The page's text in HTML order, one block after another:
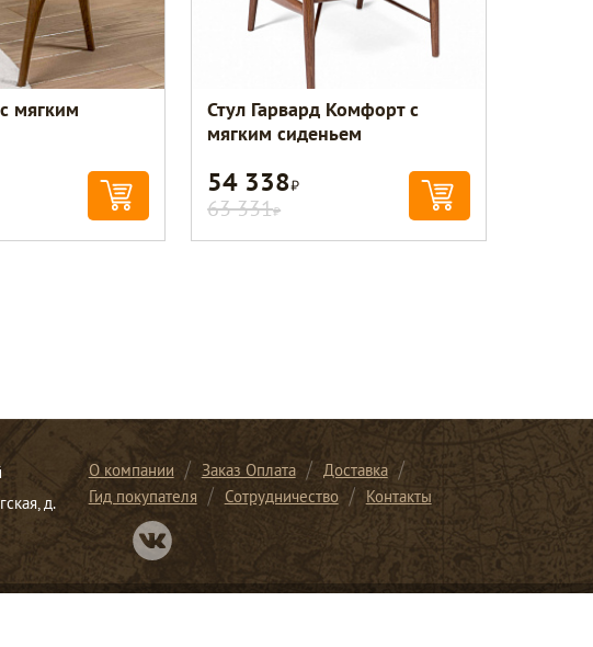
мягким
Стул Гарвард Комфорт с
мягким сиденьем
54 338Р
63 331Р
д.
О компании Заказ Оплата
Доставка
Гид покупателя
Сотрудничество
Контакты
Перейти в нашу группу Вконтакте